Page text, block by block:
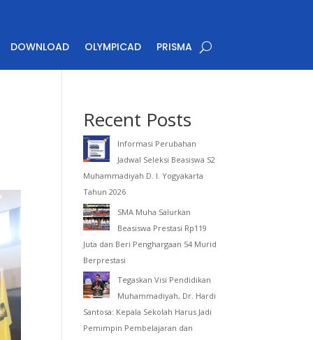
DOWNLOAD OLYMPICAD PRISMA
Recent Posts
Informasi Perubahan
Jadwal Seleksi Beasiswa S2
Muhammadiyah D. I. Yogyakarta
Tahun 2026
SMA Muha Salurkan
Beasiswa Prestasi Rp119
Juta dan Beri Penghargaan 54 Murid
Berprestasi
Tegaskan Visi Pendidikan
Muhammadiyah, Dr. Hardi
Santosa: Kepala Sekolah Harus Jadi
Pemimpin Pembelajaran dan